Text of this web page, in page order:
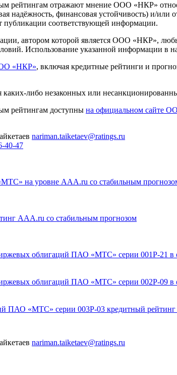
рейтингам отражают мнение ООО «НКР»
надёжность, финансовая устойчивость) и/
публикации соответствующей информации.
автором которой является ООО «НКР»,
Использование указанной информации в
«НКР», включая кредитные рейтинги и
либо незаконных или
рейтингам доступны на официальном сайте
nariman.taiketaev@ratings.ru
40-47
на уровне AAA.ru со стабильным
AAA.ru со стабильным прогнозом
облигаций ПАО «МТС» серии 001Р-21 в
облигаций ПАО «МТС» серии 002Р-09 в
ПАО «МТС» серии 003Р-03 кредитный
nariman.taiketaev@ratings.ru